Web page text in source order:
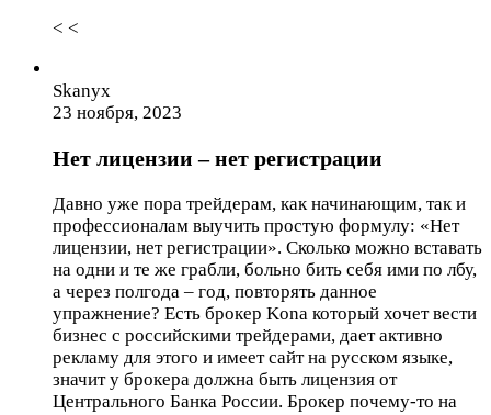
< <
Skanyx
23 ноября, 2023
Нет лицензии – нет регистрации
Давно уже пора трейдерам, как начинающим, так и
профессионалам выучить простую формулу: «Нет
лицензии, нет регистрации». Сколько можно вставать
на одни и те же грабли, больно бить себя ими по лбу,
а через полгода – год, повторять данное
упражнение? Есть брокер Kona который хочет вести
бизнес с российскими трейдерами, дает активно
рекламу для этого и имеет сайт на русском языке,
значит у брокера должна быть лицензия от
Центрального Банка России. Брокер почему-то на